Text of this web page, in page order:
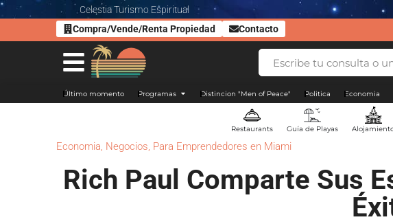
Celestia Turismo Espiritual
Compra/Vende/Renta Propiedad
Contacto
Último momento Programas Distincion "Men of Peace" Politica Economia
Restaurants Guía de Playas
Economia, Negocios, Para Emprendedores en Miami
Rich Paul Comparte Sus